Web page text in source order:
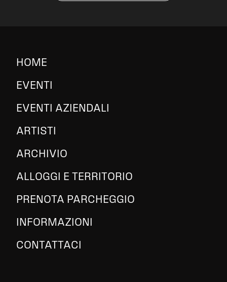
HOME
EVENTI
EVENTI AZIENDALI
ARTISTI
ARCHIVIO
ALLOGGI E TERRITORIO
PRENOTA PARCHEGGIO
INFORMAZIONI
CONTATTACI